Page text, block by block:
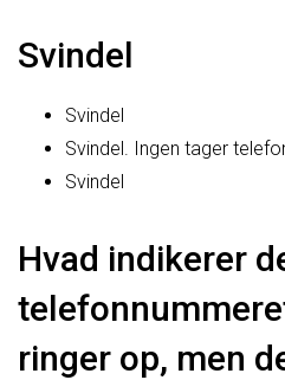
Svindel
Svindel
Svindel. Ingen tager
Svindel
Hvad indikerer
ringer op, men